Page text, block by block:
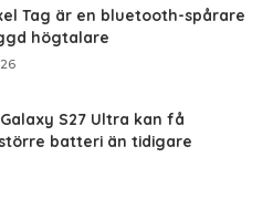
Tag är en bluetooth-spårare
högtalare
S27 Ultra kan få
batteri än tidigare